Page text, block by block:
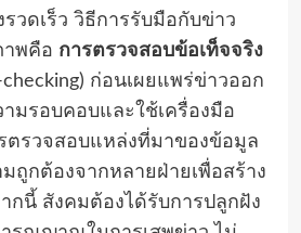
วดเร็ว วิธีการรับมือกับข่าว
พคือ การตรวจสอบข้อเท็จจริง
ก่อนเผยแพร่ข่าวออก
มรอบคอบและใช้เครื่องมือ
ตรวจสอบแหล่งที่มาของข้อมูล
ถูกต้องจากหลายฝ่ายเพื่อสร้าง
นี้ สังคมต้องได้รับการปลูกฝัง